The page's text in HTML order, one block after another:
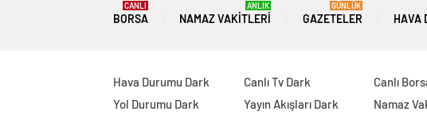
BORSA
CANLI
NAMAZ VAKITLERI
ANLIK
GAZETELER
GÜNLÜK
HAVA
Hava Durumu Dark
Yol Durumu Dark
Canlı Tv Dark
Yayın Akışları Dark
Canlı
Namaz